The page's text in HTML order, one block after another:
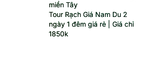
miền Tây
Tour Rạch Giá Nam Du 2
ngày 1 đêm giá rẻ | Giá chỉ
1850k